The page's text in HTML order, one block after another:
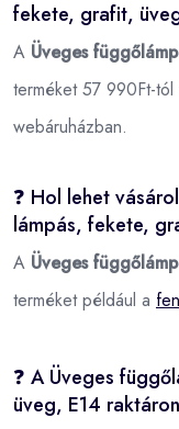
fekete, grafit,
A Üveges
terméket 57 990Ft-
webáruházban.
❓ Hol lehet
lámpás, fekete,
A Üveges
terméket például a
❓ A Üveges
üveg, E14